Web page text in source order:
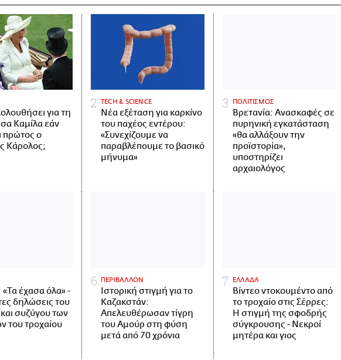
για τη
Καμίλα εάν
πρώτος ο
Κάρολος;
ΤECH & SCIENCE
Νέα εξέταση για καρκίνο
του παχέος εντέρου:
«Συνεχίζουμε να
παραβλέπουμε το βασικό
μήνυμα»
ΠΟΛΙΤΙΣΜΟΣ
Βρετανία: Ανασκαφές σε
πυρηνική εγκατάσταση
«θα αλλάξουν την
προϊστορία»,
υποστηρίζει
αρχαιολόγος
«Τα έχασα όλα» -
δηλώσεις του
συζύγου των
του τροχαίου
ΠΕΡΙΒΑΛΛΟΝ
Ιστορική στιγμή για το
Καζακστάν:
Απελευθέρωσαν τίγρη
του Αμούρ στη φύση
μετά από 70 χρόνια
ΕΛΛΑΔΑ
Βίντεο ντοκουμέντο από
το τροχαίο στις Σέρρες:
Η στιγμή της σφοδρής
σύγκρουσης - Νεκροί
μητέρα και γιος